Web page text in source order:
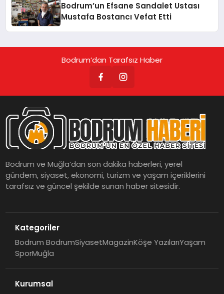
Bodrum’un Efsane Sandalet Ustası
Mustafa Bostancı Vefat Etti
Bodrum’dan Tarafsız Haber
Bodrum ve Muğla’dan son dakika haberleri, yerel
gündem, siyaset, ekonomi, turizm ve yaşam içeriklerini
tarafsız ve güncel şekilde sunan haber sitesidir.
Kategoriler
Bodrum BodrumSiyasetMagazinKöşe YazılarıYaşam
SporMuğla
Kurumsal